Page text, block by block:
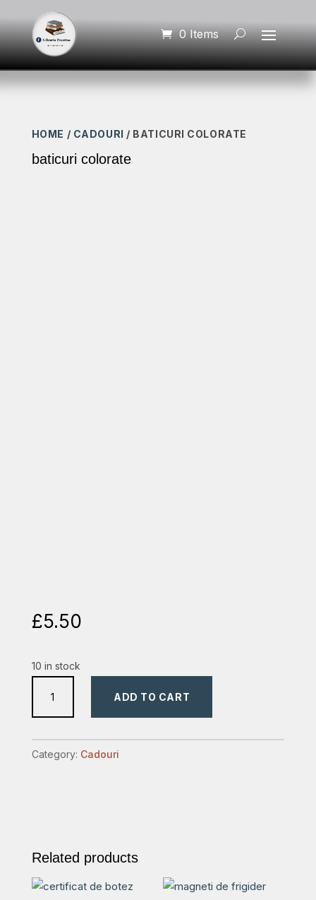
0 Items
HOME / CADOURI / BATICURI COLORATE
baticuri colorate
£5.50
10 in stock
colorate
ADD TO CART
Category: Cadouri
Related products